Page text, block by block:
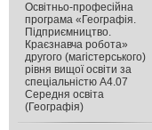
Освітньо-професійна
програма «Географія.
Підприємництво.
Краєзнавча робота»
другого (магістерського)
рівня вищої освіти за
спеціальністю А4.07
Середня освіта
(Географія)